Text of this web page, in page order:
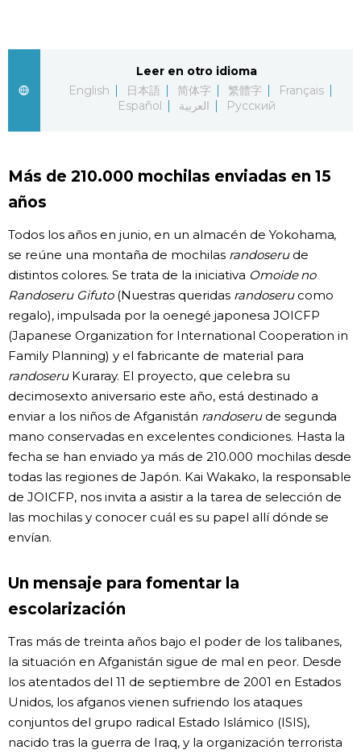
Fragmentos de Japón
Gente
Avisos
Leer en otro idioma
English
日本語 简体字 繁體字
Français
Español
العربية Русский
Más de 210.000 mochilas enviadas en 15
años
Todos los años en junio, en un almacén de Yokohama,
se reúne una montaña de mochilas randoserude
distintos colores. Se trata de la iniciativa Omoide no
Randoseru Gifuto(Nuestras queridas randoserucomo
regalo), impulsada por la oenegé japonesa JOICFP
(Japanese Organization for International Cooperation in
Family Planning) y el fabricante de material para
randoseruKuraray. El proyecto, que celebra su
decimosexto aniversario este año, está destinado a
enviar a los niños de Afganistán randoserude segunda
mano conservadas en excelentes condiciones. Hasta la
fecha se han enviado ya más de 210.000 mochilas desde
todas las regiones de Japón. Kai Wakako, la responsable
de JOICFP, nos invita a asistir a la tarea de selección de
las mochilas y conocer cuál es su papel allí dónde se
envían.
Un mensaje para fomentar la
escolarización
Tras más de treinta años bajo el poder de los talibanes,
la situación en Afganistán sigue de mal en peor. Desde
los atentados del 11 de septiembre de 2001 en Estados
Unidos, los afganos vienen sufriendo los ataques
conjuntos del grupo radical Estado Islámico (ISIS),
nacido tras la guerra de Iraq, y la organización terrorista